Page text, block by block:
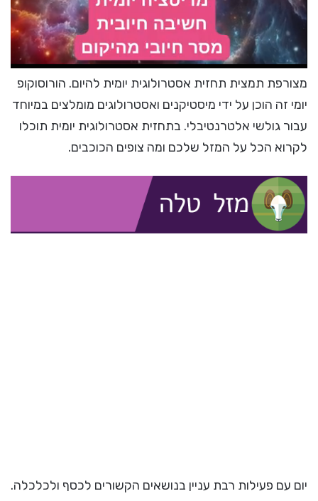
מצורפת תמצית תחזית אסטרולוגית יומית להיום. הורוסוקופ
יומי זה הוכן על ידי מיסטיקנים ואסטרולוגים מומלצים במיוחד
עבור גולשי אלטרנטיבלי. בתחזית אסטרולוגית יומית תוכלו
לקרוא הכל על המזל שלכם ומה צופים הכוכבים.
יום עם פעילות רבת עניין בנושאים הקשורים לכסף ולכלכלה.